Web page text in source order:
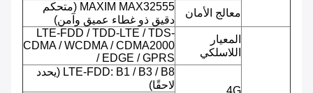
معالج الأمان
MAXIM MAX32555 (متحكم
دقيق ذو غطاء عميق وآمن)
المعيار
اللاسلكي
LTE-FDD / TDD-LTE / TDS-
CDMA / WCDMA / CDMA2000
/ EDGE / GPRS
LTE-FDD: B1 / B3 / B8 (يحدد
لاحقًا)